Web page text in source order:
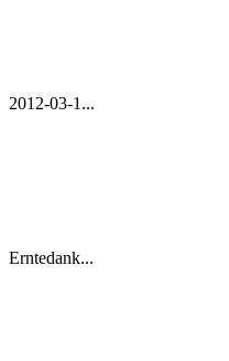
2012-03-1...
Erntedank...